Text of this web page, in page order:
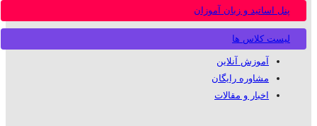
لیست کلاس ها
پنل اساتید و زبان آموزان
آموزش آنلاین
مشاوره رایگان
اخبار و مقالات